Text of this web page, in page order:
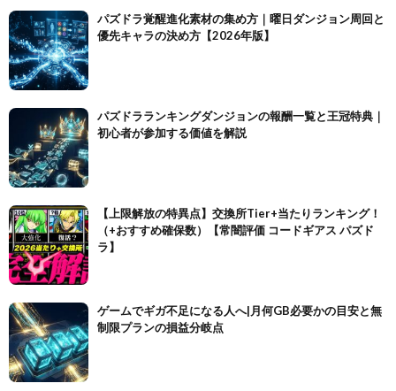
パズドラ覚醒進化素材の集め方｜曜日ダンジョン周回と
優先キャラの決め方【2026年版】
パズドラランキングダンジョンの報酬一覧と王冠特典｜
初心者が参加する価値を解説
【上限解放の特異点】交換所Tier+当たりランキング！
（+おすすめ確保数）【常闇評価 コードギアス パズド
ラ】
ゲームでギガ不足になる人へ|月何GB必要かの目安と無
制限プランの損益分岐点